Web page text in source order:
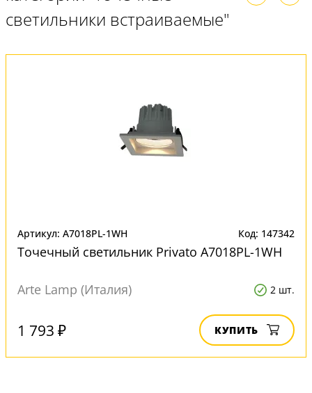
светильники встраиваемые"
Артикул: A7018PL-1WH Код: 147342
Точечный светильник Privato A7018PL-1WH
Arte Lamp (Италия) 2 шт.
1 793 ₽ КУПИТЬ